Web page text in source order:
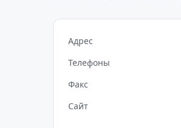
Адрес
Телефоны
Факс
Сайт